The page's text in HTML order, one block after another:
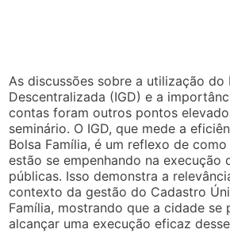
As discussões sobre a utilização do
Descentralizada (IGD) e a
contas foram outros pontos
seminário. O IGD, que mede a
Bolsa Família, é um reflexo de
estão se empenhando na execução
públicas. Isso demonstra a
contexto da gestão do Cadastro
Família, mostrando que a cidade se
alcançar uma execução eficaz